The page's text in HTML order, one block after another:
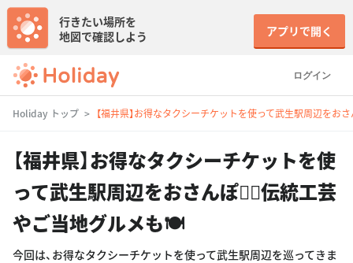
ログイン
行きたい場所を
地図で確認しよう
アプリで開く
Holiday トップ 【福井県】お得なタクシーチケットを使って武生駅周辺をお
【福井県】お得なタクシーチケットを使
って武生駅周辺をおさんぽ🚶‍♀️伝統工芸
やご当地グルメも🍽️
今回は、お得なタクシーチケットを使って武生駅周辺を巡ってきま